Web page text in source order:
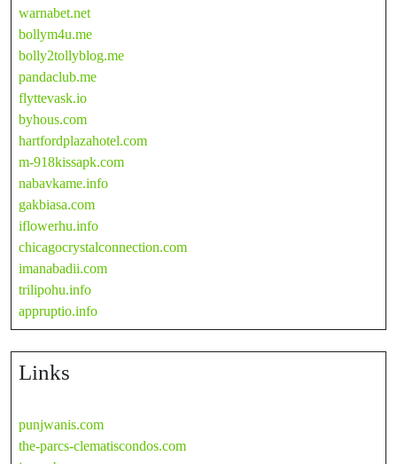
warnabet.net
bollym4u.me
bolly2tollyblog.me
pandaclub.me
flyttevask.io
byhous.com
hartfordplazahotel.com
m-918kissapk.com
nabavkame.info
gakbiasa.com
iflowerhu.info
chicagocrystalconnection.com
imanabadii.com
trilipohu.info
appruptio.info
Links
punjwanis.com
the-parcs-clematiscondos.com